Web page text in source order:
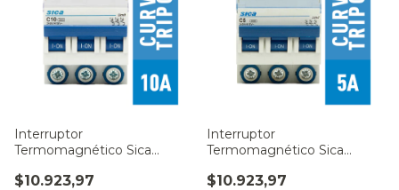
Interruptor
Termomagnético Sica
$10.923,97
Interruptor
Termomagnético Sica
$10.923,97